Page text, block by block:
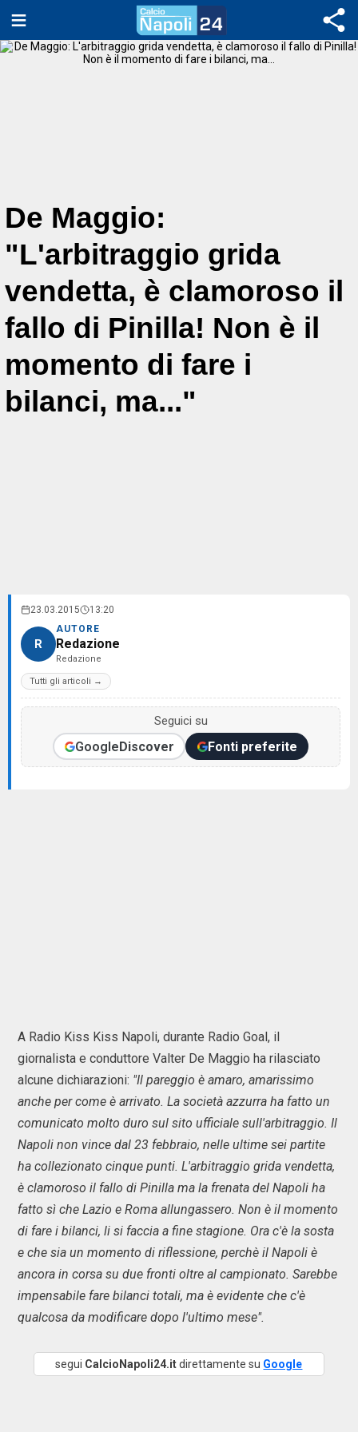
De Maggio:
"L'arbitraggio grida
vendetta, è clamoroso il
fallo di Pinilla! Non è il
momento di fare i
bilanci, ma..."
23.03.2015 13:20
R
AUTORE
Redazione
Redazione
Tutti gli articoli →
Seguici su
GoogleDiscover Fonti preferite
A Radio Kiss Kiss Napoli, durante Radio Goal, il
giornalista e conduttore Valter De Maggio ha rilasciato
alcune dichiarazioni: "Il pareggio è amaro, amarissimo
anche per come è arrivato. La società azzurra ha fatto un
comunicato molto duro sul sito ufficiale sull'arbitraggio. Il
Napoli non vince dal 23 febbraio, nelle ultime sei partite
ha collezionato cinque punti. L'arbitraggio grida vendetta,
è clamoroso il fallo di Pinilla ma la frenata del Napoli ha
fatto sì che Lazio e Roma allungassero. Non è il momento
di fare i bilanci, li si faccia a fine stagione. Ora c'è la sosta
e che sia un momento di riflessione, perchè il Napoli è
ancora in corsa su due fronti oltre al campionato. Sarebbe
impensabile fare bilanci totali, ma è evidente che c'è
qualcosa da modificare dopo l'ultimo mese".
segui CalcioNapoli24.itdirettamente su Google